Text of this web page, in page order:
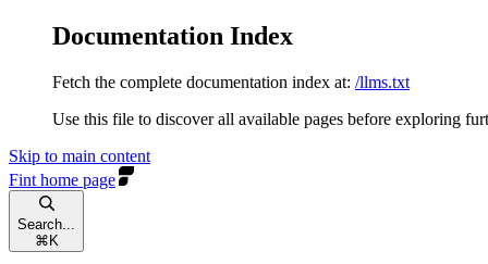
Documentation Index
Fetch the complete documentation index at: /llms.txt
Use this file to discover all available pages before exploring
Skip to main content
Fint home page
Search...
⌘ K